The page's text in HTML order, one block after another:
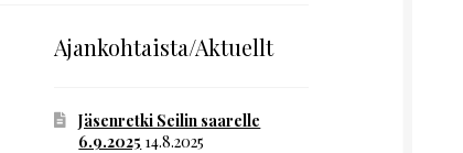
Ajankohtaista/Aktuellt
Jäsenretki Seilin saarelle
6.9.2025 14.8.2025